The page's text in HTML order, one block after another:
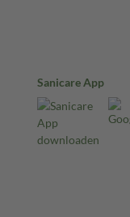
Sanicare App